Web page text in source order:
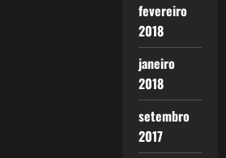
fevereiro
2018
janeiro
2018
setembro
2017